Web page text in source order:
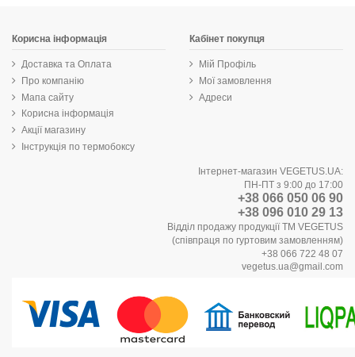
Корисна інформація
Доставка та Оплата
Про компанію
Мапа сайту
Корисна інформація
Акції магазину
Інструкція по термобоксу
Кабінет покупця
Мій Профіль
Мої замовлення
Адреси
Інтернет-магазин VEGETUS.UA:
ПН-ПТ з 9:00 до 17:00
+38 066 050 06 90
+38 096 010 29 13
Відділ продажу продукції ТМ VEGETUS
(співпраця по гуртовим замовленням)
+38 066 722 48 07
vegetus.ua@gmail.com